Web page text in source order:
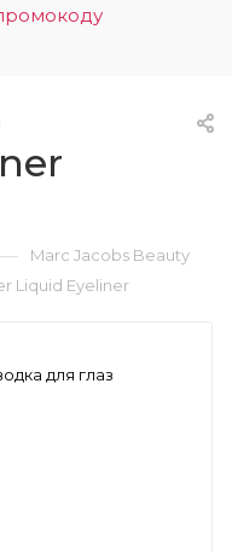
0
— Marc Jacobs Beauty
Liquid Eyeliner
для глаз